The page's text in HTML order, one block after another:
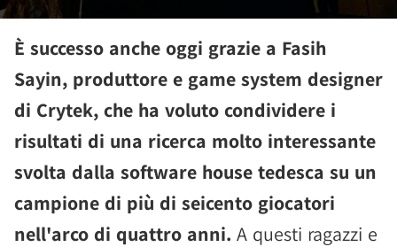
È successo anche oggi grazie a Fasih
Sayin, produttore e game system designer
di Crytek, che ha voluto condividere i
risultati di una ricerca molto interessante
svolta dalla software house tedesca su un
campione di più di seicento giocatori
nell'arco di quattro anni. A questi ragazzi e